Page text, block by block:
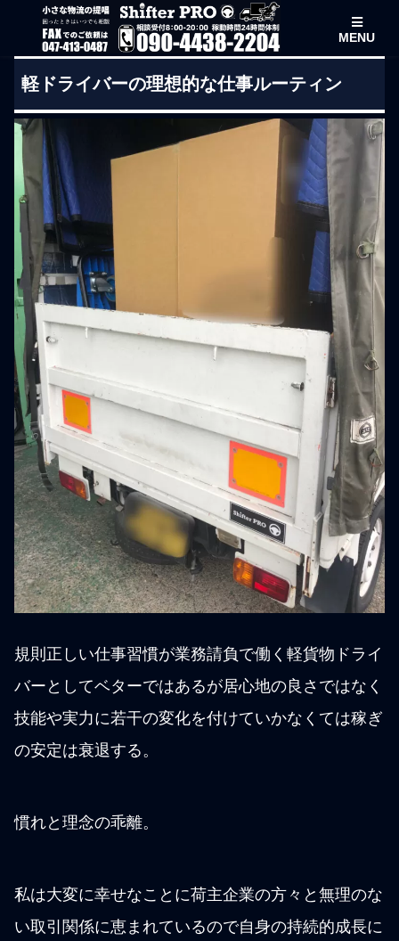
MENU
軽ドライバーの理想的な仕事ルーティン
規則正しい仕事習慣が業務請負で働く軽貨物ドライ
バーとしてベターではあるが居心地の良さではなく
技能や実力に若干の変化を付けていかなくては稼ぎ
の安定は衰退する。
慣れと理念の乖離。
私は大変に幸せなことに荷主企業の方々と無理のな
い取引関係に恵まれているので自身の持続的成長に